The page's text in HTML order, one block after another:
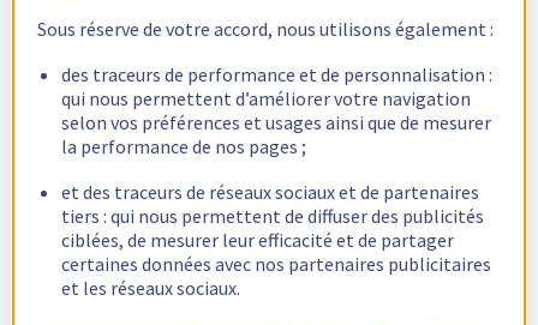
Sous réserve de votre accord, nous utilisons également :
des traceurs de performance et de personnalisation :
qui nous permettent d’améliorer votre navigation
selon vos préférences et usages ainsi que de mesurer
la performance de nos pages ;
et des traceurs de réseaux sociaux et de partenaires
tiers : qui nous permettent de diffuser des publicités
ciblées, de mesurer leur efficacité et de partager
certaines données avec nos partenaires publicitaires
et les réseaux sociaux.